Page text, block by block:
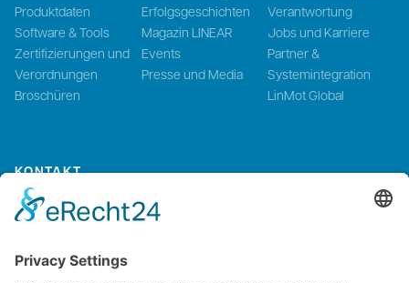
Produktdaten
Software & Tools
Zertifizierungen und
Verordnungen
Broschüren
Erfolgsgeschichten
Magazin LINEAR
Events
Presse und Media
Verantwortung
Jobs und Karriere
Partner &
Systemintegration
LinMot Global
KONTAKT
Kontaktieren Sie uns